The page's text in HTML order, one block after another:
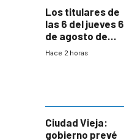
Los titulares de
las 6 del jueves 6
de agosto de
2026
Hace 2 horas
Ciudad Vieja:
gobierno prevé